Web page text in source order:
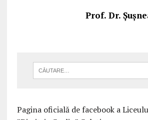
Prof. Dr.
Pagina oficială de facebook a